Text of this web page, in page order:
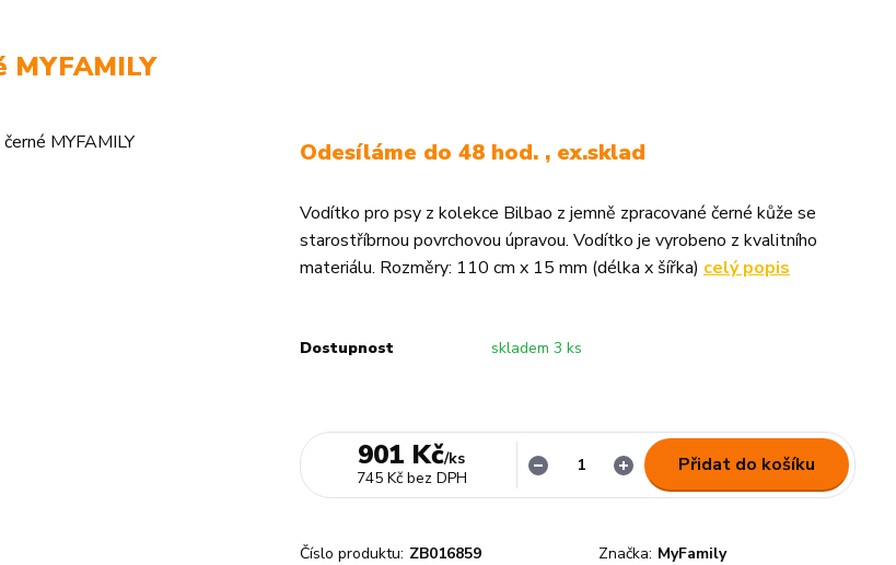
MYFAMILY
Odesíláme do 48 hod. , ex.sklad
Vodítko pro psy z kolekce Bilbao z jemně zpracované černé kůže se
starostříbrnou povrchovou úpravou. Vodítko je vyrobeno z kvalitního
materiálu. Rozměry: 110 cm x 15 mm (délka x šířka) celý popis
Dostupnost skladem 3 ks
901 Kč/ks
745 Kč bez DPH
Přidat do košíku
Číslo produktu: ZB016859 Značka: MyFamily